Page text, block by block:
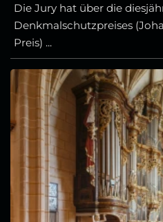
Die Jury hat über die
Denkmalschutzpreises
Preis) ...